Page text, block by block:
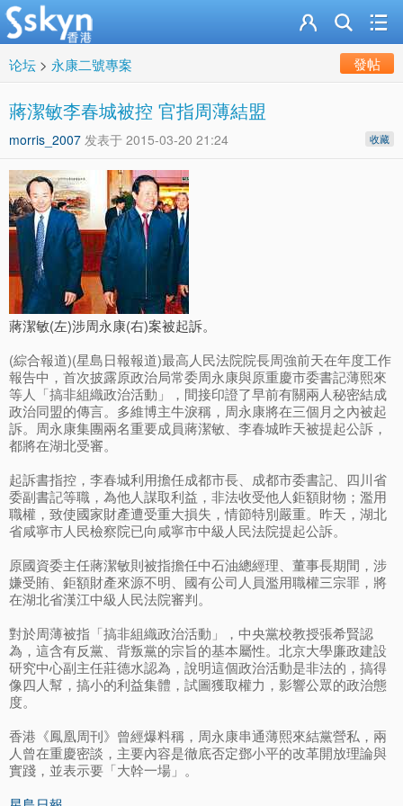
论坛 > 永康二號專案 發帖
蔣潔敏李春城被控 官指周薄結盟
收藏
morris_2007 发表于 2015-03-20 21:24
蔣潔敏(左)涉周永康(右)案被起訴。
(綜合報道)(星島日報報道)最高人民法院院長周強前天在年度工作
報告中，首次披露原政治局常委周永康與原重慶市委書記薄熙來
等人「搞非組織政治活動」，間接印證了早前有關兩人秘密結成
政治同盟的傳言。多維博主牛淚稱，周永康將在三個月之內被起
訴。周永康集團兩名重要成員蔣潔敏、李春城昨天被提起公訴，
都將在湖北受審。
起訴書指控，李春城利用擔任成都市長、成都市委書記、四川省
委副書記等職，為他人謀取利益，非法收受他人鉅額財物；濫用
職權，致使國家財產遭受重大損失，情節特別嚴重。昨天，湖北
省咸寧市人民檢察院已向咸寧市中級人民法院提起公訴。
原國資委主任蔣潔敏則被指擔任中石油總經理、董事長期間，涉
嫌受賄、鉅額財產來源不明、國有公司人員濫用職權三宗罪，將
在湖北省漢江中級人民法院審判。
對於周薄被指「搞非組織政治活動」，中央黨校教授張希賢認
為，這含有反黨、背叛黨的宗旨的基本屬性。北京大學廉政建設
研究中心副主任莊德水認為，說明這個政治活動是非法的，搞得
像四人幫，搞小的利益集體，試圖獲取權力，影響公眾的政治態
度。
香港《鳳凰周刊》曾經爆料稱，周永康串通薄熙來結黨營私，兩
人曾在重慶密談，主要內容是徹底否定鄧小平的改革開放理論與
實踐，並表示要「大幹一場」。